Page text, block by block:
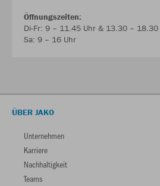
Öffnungszeiten:
Di-Fr: 9 – 11.45 Uhr & 13.30 – 18.30
Sa: 9 – 16 Uhr
ÜBER JAKO
Unternehmen
Karriere
Nachhaltigkeit
Teams